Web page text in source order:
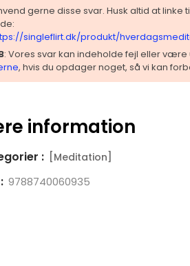
gerne disse svar. Husk altid at linke
singleflirt.dk/produkt/
: Vores svar kan indeholde fejl eller
, hvis du opdager noget, så vi kan
information
: [Meditation]
9788740060935